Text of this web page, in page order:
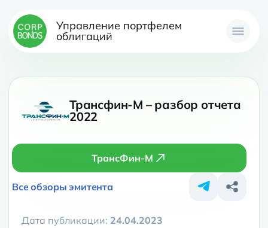
Управление портфелем
облигаций
Трансфин-М – разбор отчета
2022
ТрансФин-М
Все обзоры эмитента
Дата публикации: 24.04.2023